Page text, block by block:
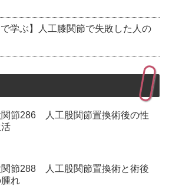
学ぶ】人工膝関節で失敗した人の
関節286 人工股関節置換術後の性
関節288 人工股関節置換術と術後
れ